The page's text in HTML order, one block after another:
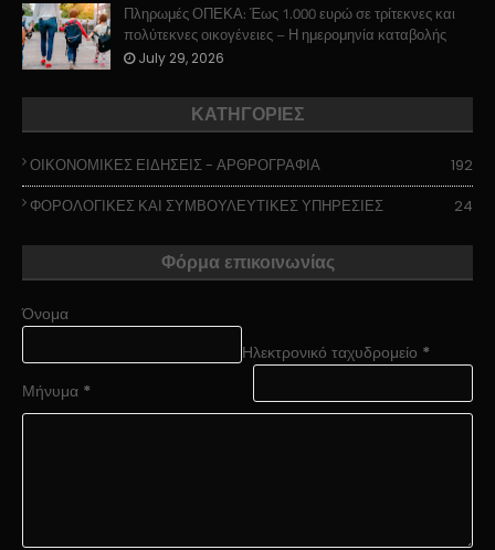
Πληρωμές ΟΠΕΚΑ: Έως 1.000 ευρώ σε τρίτεκνες και
πολύτεκνες οικογένειες – Η ημερομηνία καταβολής
July 29, 2026
ΚΑΤΗΓΟΡΙΕΣ
ΟΙΚΟΝΟΜΙΚΕΣ ΕΙΔΗΣΕΙΣ - ΑΡΘΡΟΓΡΑΦΙΑ
192
ΦΟΡΟΛΟΓΙΚΕΣ ΚΑΙ ΣΥΜΒΟΥΛΕΥΤΙΚΕΣ ΥΠΗΡΕΣΙΕΣ
24
Φόρμα επικοινωνίας
Όνομα
Ηλεκτρονικό ταχυδρομείο *
Μήνυμα *